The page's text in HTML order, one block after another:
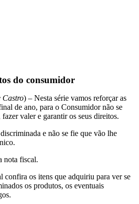
do consumidor
Castro) – Nesta série vamos reforçar as
de ano, para o Consumidor não se
fazer valer e garantir os seus direitos.
e não se fie que vão lhe
nota fiscal.
confira os itens que adquiriu para ver se
os produtos, os eventuais